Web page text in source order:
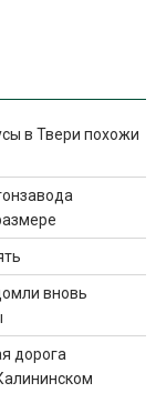
в Твери похожи
вновь
дорога